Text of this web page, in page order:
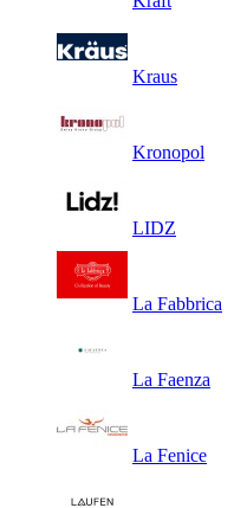
Kraus
Kronopol
LIDZ
La Fabbrica
La Faenza
La Fenice